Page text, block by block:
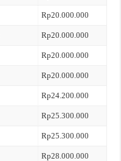
Rp20.000.000
Rp20.000.000
Rp20.000.000
Rp20.000.000
Rp24.200.000
Rp25.300.000
Rp25.300.000
Rp28.000.000